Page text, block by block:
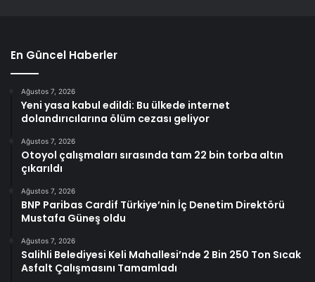
En Güncel Haberler
Ağustos 7, 2026
Yeni yasa kabul edildi: Bu ülkede internet
dolandırıcılarına ölüm cezası geliyor
Ağustos 7, 2026
Otoyol çalışmaları sırasında tam 22 bin torba altın
çıkarıldı
Ağustos 7, 2026
BNP Paribas Cardif Türkiye’nin İç Denetim Direktörü
Mustafa Güneş oldu
Ağustos 7, 2026
Salihli Belediyesi Keli Mahallesi’nde 2 Bin 250 Ton Sıcak
Asfalt Çalışmasını Tamamladı